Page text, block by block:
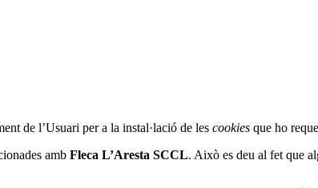
de l’Usuari per a la instal·lació de les cookies que ho
amb Fleca L’Aresta SCCL. Això es deu al fet que